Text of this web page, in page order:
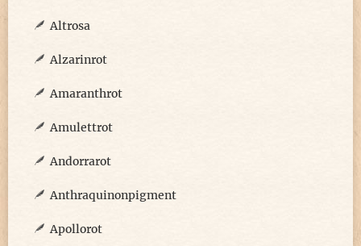
Altrosa
Alzarinrot
Amaranthrot
Amulettrot
Andorrarot
Anthraquinonpigment
Apollorot